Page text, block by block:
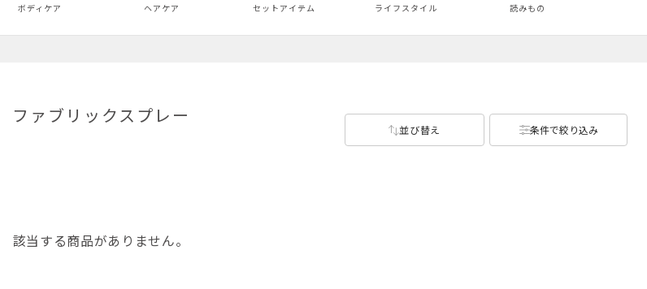
ボディケア ヘアケア セットアイテム ライフスタイル 読みもの
ファブリックスプレー
並び替え 条件で絞り込み
該当する商品がありません。